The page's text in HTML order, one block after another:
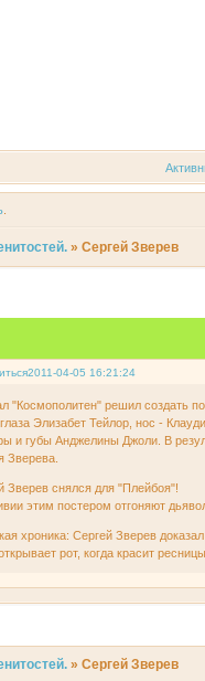
.
»Сергей Зверев
2011-04-05 16:21:24
"Космополитен" решил создать
Элизабет Тейлор, нос -
и губы Анджелины Джоли. В
Зверева.
Зверев снялся для "Плейбоя"!
этим постером отгоняют
хроника: Сергей Зверев
рот, когда красит
»Сергей Зверев